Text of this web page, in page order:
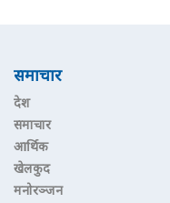
समाचार
देश
समाचार
आर्थिक
खेलकुद
मनोरञ्जन